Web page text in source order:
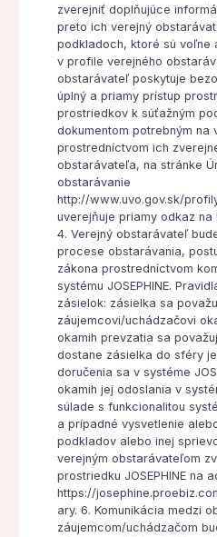
zverejniť doplňujúce
preto ich verejný
podkladoch, ktoré sú voľne
v profile verejného
obstarávateľ poskytuje
úplný a priamy prístup
prostriedkov k súťažným
dokumentom potrebným na
prostredníctvom ich
obstarávateľa, na stránke
obstarávanie
http://www.uvo.gov.sk/
uverejňuje priamy odkaz na
4. Verejný obstarávateľ
procese obstarávania,
zákona prostredníctvom
systému JOSEPHINE.
zásielok: zásielka sa
záujemcovi/uchádzačovi
okamih prevzatia sa
dostane zásielka do sféry
doručenia sa v systéme
okamih jej odoslania v
súlade s funkcionalitou
a prípadné vysvetlenie
podkladov alebo inej
verejným obstarávateľom
prostriedku JOSEPHINE na
https://
ary. 6. Komunikácia medzi
záujemcom/uchádzačom